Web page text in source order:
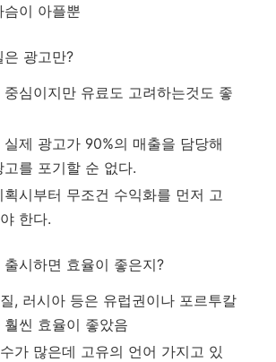
슴이 아플뿐
은 광고만?
중심이지만 유료도 고려하는것도 좋
실제 광고가 90%의 매출을 담당해
고를 포기할 순 없다.
획시부터 무조건 수익화를 먼저 고
한다.
출시하면 효율이 좋은지?
, 러시아 등은 유럽권이나 포르투칼
훨씬 효율이 좋았음
가 많은데 고유의 언어 가지고 있